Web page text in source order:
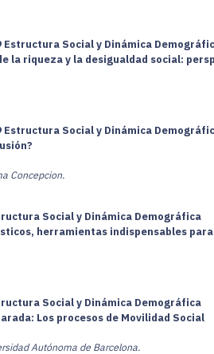
Social y Dinámica
la riqueza y la desigualdad social:
Social y Dinámica
Concepcion.
Social y Dinámica Demográfica
herramientas indispensables
Social y Dinámica Demográfica
Los procesos de Movilidad Social
Autónoma de Barcelona.